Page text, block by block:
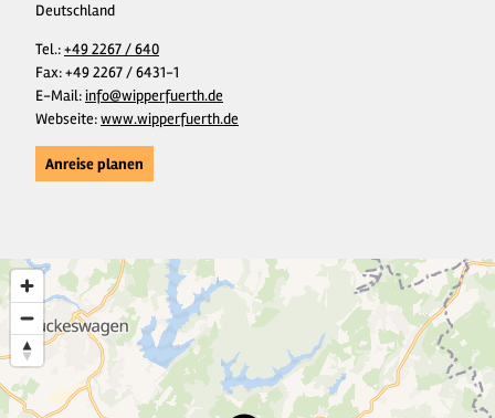
Deutschland
Tel.:+49 2267 / 640
Fax:+49 2267 / 6431-1
E-Mail:info@wipperfuerth.de
Webseite:www.wipperfuerth.de
Anreise planen
9